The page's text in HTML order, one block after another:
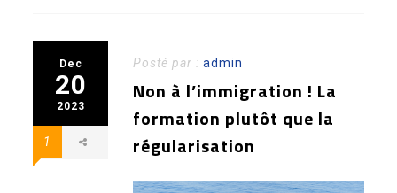
Dec
20
2023
1
Posté par :admin
Non à l’immigration ! La
formation plutôt que la
régularisation